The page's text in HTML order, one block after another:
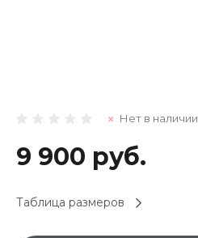
Нет в наличии
9 900 руб.
Таблица размеров